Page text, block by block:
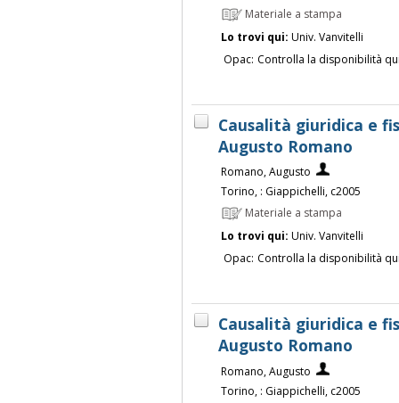
Materiale a stampa
Lo trovi qui: Univ. Vanvitelli
Opac: Controlla la disponibilità
Causalità giuridica e
Augusto Romano
Romano, Augusto
Torino, : Giappichelli, c2005
Materiale a stampa
Lo trovi qui: Univ. Vanvitelli
Opac: Controlla la disponibilità
Causalità giuridica e
Augusto Romano
Romano, Augusto
Torino, : Giappichelli, c2005